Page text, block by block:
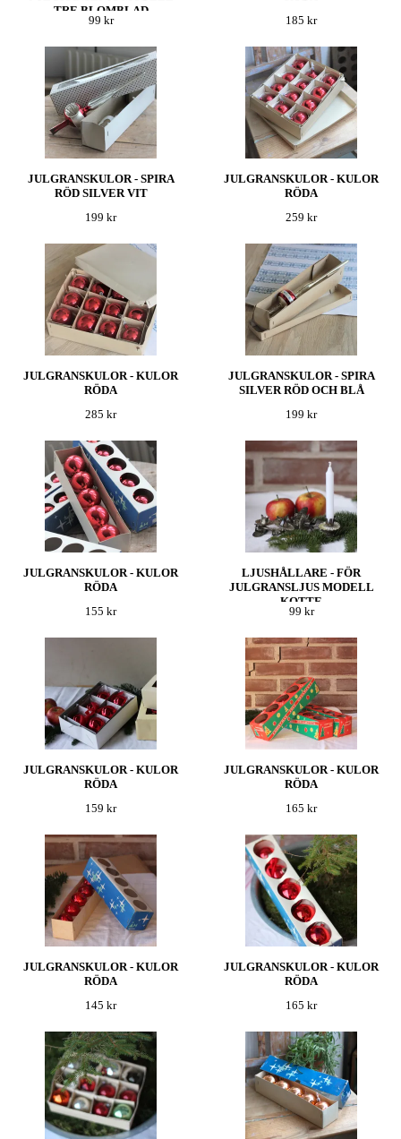
TRE BLOMBLAD
99 kr
185 kr
JULGRANSKULOR - SPIRA
RÖD SILVER VIT
199 kr
JULGRANSKULOR - KULOR
RÖDA
259 kr
JULGRANSKULOR - KULOR
RÖDA
285 kr
JULGRANSKULOR - SPIRA
SILVER RÖD OCH BLÅ
199 kr
JULGRANSKULOR - KULOR
RÖDA
155 kr
LJUSHÅLLARE - FÖR
JULGRANSLJUS MODELL
KOTTE
99 kr
JULGRANSKULOR - KULOR
RÖDA
159 kr
JULGRANSKULOR - KULOR
RÖDA
165 kr
JULGRANSKULOR - KULOR
RÖDA
145 kr
JULGRANSKULOR - KULOR
RÖDA
165 kr